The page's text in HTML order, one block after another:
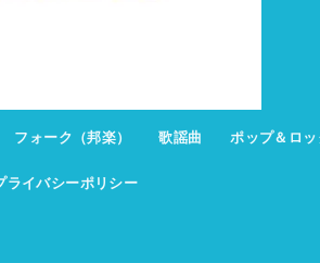
フォーク（邦楽） 歌謡曲 ポップ＆ロッ
ライバシーポリシー